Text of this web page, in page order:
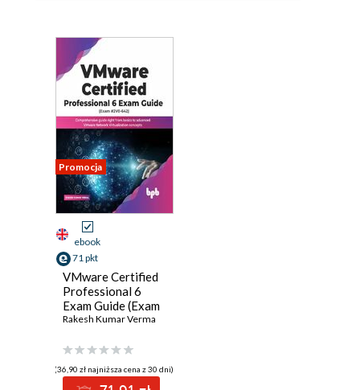
Promocja
ebook
71 pkt
VMware Certified
Professional 6
Exam Guide (Exam
#2V0-642)
Rakesh Kumar Verma
(36,90 zł najniższa cena z 30 dni)